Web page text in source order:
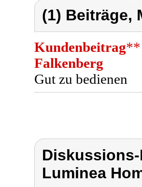
(1) Beiträge,
Kundenbeitrag**
Falkenberg
Gut zu bedienen
Luminea